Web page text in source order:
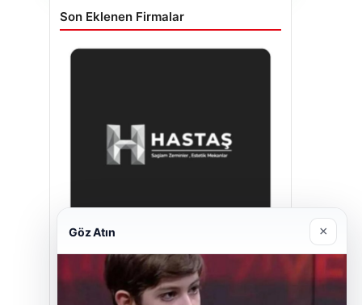
Son Eklenen Firmalar
Hastaş Beton
26/05/2026
Göz Atın ×